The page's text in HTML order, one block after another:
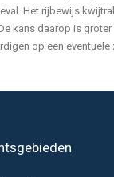
Het rijbewijs
kans daarop is
op een